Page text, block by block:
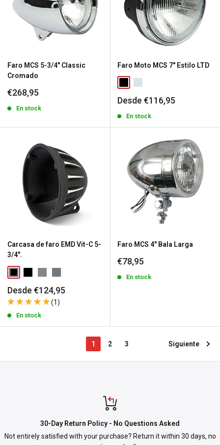
Faro MCS 5-3/4" Classic
Cromado
Precio
venta
€268,95
En stock
Faro Moto MCS 7" Estilo LTD
Precio
venta
Desde €116,95
En stock
Carcasa de faro EMD Vit-C 5-
3/4".
Precio
de
venta
Desde €124,95
(1)
En stock
Faro MCS 4" Bala Larga
Precio
venta
€78,95
En stock
1 2 3 Siguiente
30-Day Return Policy - No Questions Asked
Not entirely satisfied with your purchase? Return it within 30 days, no